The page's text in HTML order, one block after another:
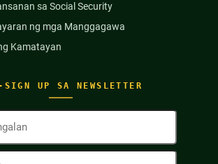
SIGN UP SA NEWSLETTER
Buong
(Kinakailangan)
Email
sa Social Security
ng mga Manggagawa
Kamatayan